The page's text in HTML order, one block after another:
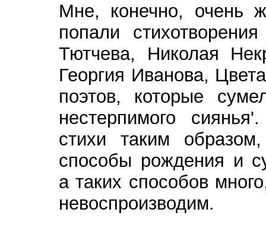
Мне, конечно, очень
попали
Тютчева, Николая
Георгия Иванова,
поэтов, которые
нестерпимого
стихи таким
способы рождения и
а таких способов
невоспроизводим.